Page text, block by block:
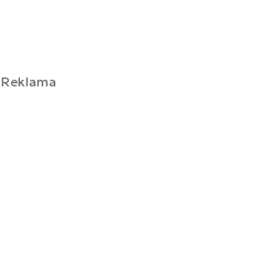
Reklama